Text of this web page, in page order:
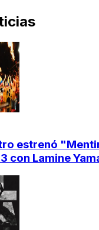
estrenó
con Lamine